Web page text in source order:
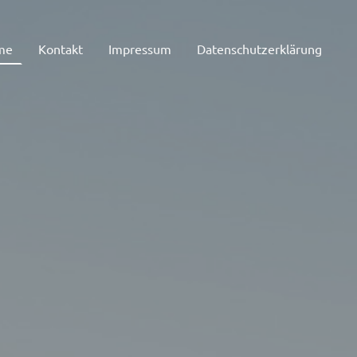
Kontakt Impressum Datenschutzerklärung